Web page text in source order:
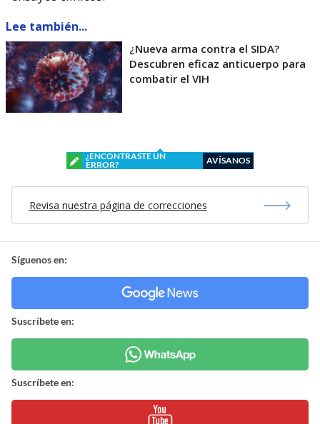
Lee también...
¿Nueva arma contra el SIDA?
Descubren eficaz anticuerpo para
combatir el VIH
¿ENCONTRASTE UN
ERROR?
AVÍSANOS
Revisa nuestra página de correcciones
Síguenos en:
Suscríbete en:
Suscríbete en: